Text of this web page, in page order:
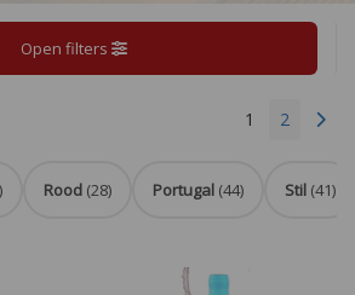
Open filters
1 2
Rood (28) Portugal (44) Stil (41)